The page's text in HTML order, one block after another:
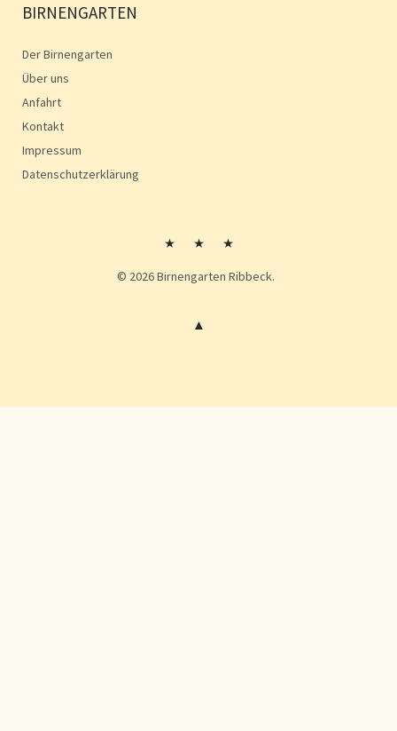
BIRNENGARTEN
Der Birnengarten
Über uns
Anfahrt
Kontakt
Impressum
Datenschutzerklärung
KontaktImpressumImpressum
© 2026Birnengarten Ribbeck.